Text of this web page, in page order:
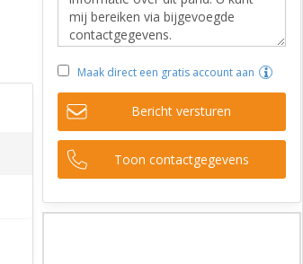
Maak direct een gratis account aan
Bericht versturen
Toon contactgegevens